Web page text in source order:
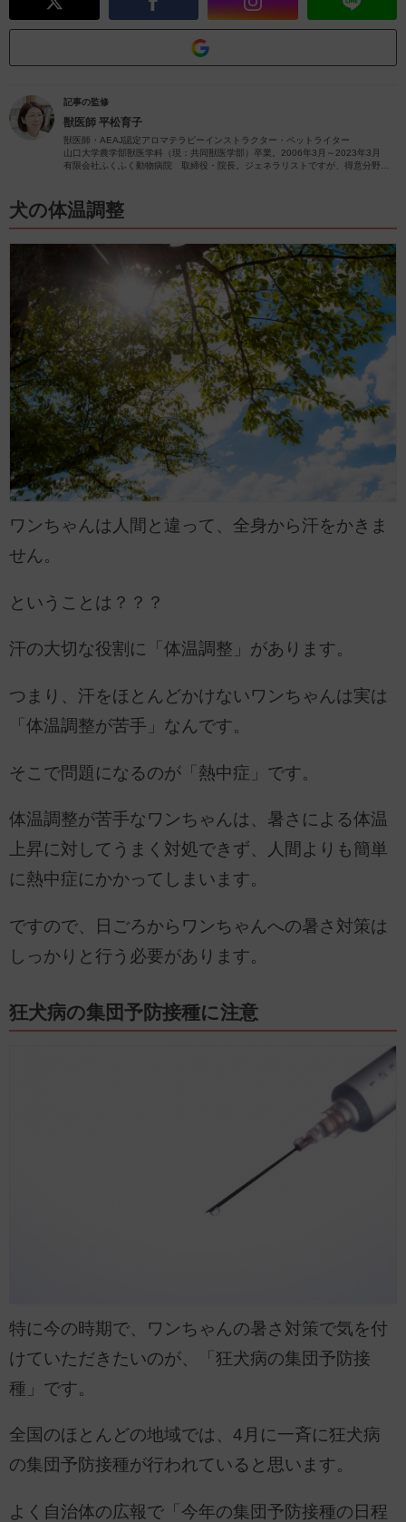
記事の監修
獣医師 平松育子
獣医師・AEAJ認定アロマテラピーインストラクター・ペットライター
山口大学農学部獣医学科（現：共同獣医学部）卒業。2006年3月～2023年3月
有限会社ふくふく動物病院 取締役・院長。ジェネラリストですが、得意分野は
むアロマに関する情報をお届けします。
犬の体温調整
ワンちゃんは人間と違って、全身から汗をかきま
せん。
ということは？？？
汗の大切な役割に「体温調整」があります。
つまり、汗をほとんどかけないワンちゃんは実は
「体温調整が苦手」なんです。
そこで問題になるのが「熱中症」です。
体温調整が苦手なワンちゃんは、暑さによる体温
上昇に対してうまく対処できず、人間よりも簡単
に熱中症にかかってしまいます。
ですので、日ごろからワンちゃんへの暑さ対策は
しっかりと行う必要があります。
狂犬病の集団予防接種に注意
特に今の時期で、ワンちゃんの暑さ対策で気を付
けていただきたいのが、「狂犬病の集団予防接
種」です。
全国のほとんどの地域では、4月に一斉に狂犬病
の集団予防接種が行われていると思います。
よく自治体の広報で「今年の集団予防接種の日程